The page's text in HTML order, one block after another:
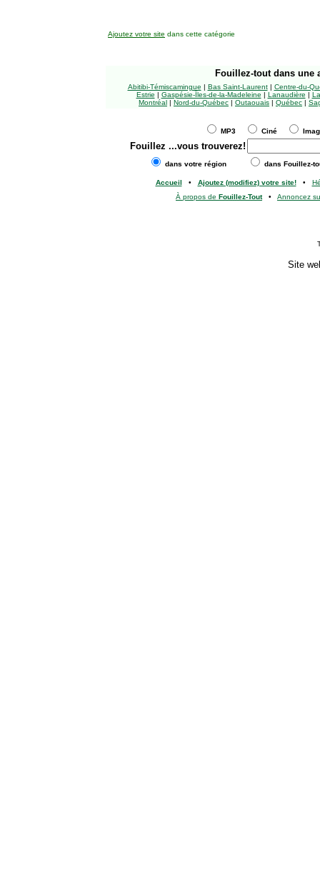
Ajoutez votre site dans cette catégorie
Fouillez-tout dans une
Abitibi-Témiscamingue | Bas Saint-Laurent| Centre-du-
Estrie | Gaspésie-Îles-de-la-Madeleine | Lanaudière |
Montréal | Nord-du-Québec | Outaouais | Québec |
MP3 Ciné
Fouillez ...vous trouverez!
dans votre région dans Fouillez-
Accueil • Ajoutez (modifiez) votre site!•
À propos de Fouillez-Tout• Annoncez
Site